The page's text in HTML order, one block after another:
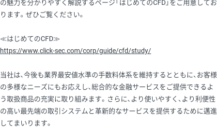
の魅力を分かりやすく解説するページ「はじめてのCFD」をご用意してお
ります。ぜひご覧ください。
≪はじめてのCFD≫
https://www.click-sec.com/corp/guide/cfd/study/
当社は、今後も業界最安値水準の手数料体系を維持するとともに、お客様
の多様なニーズにもお応えし、総合的な金融サービスをご提供できるよ
う取扱商品の充実に取り組みます。さらに、より使いやすく、より利便性
の高い最先端の取引システムと革新的なサービスを提供するために邁進
してまいります。